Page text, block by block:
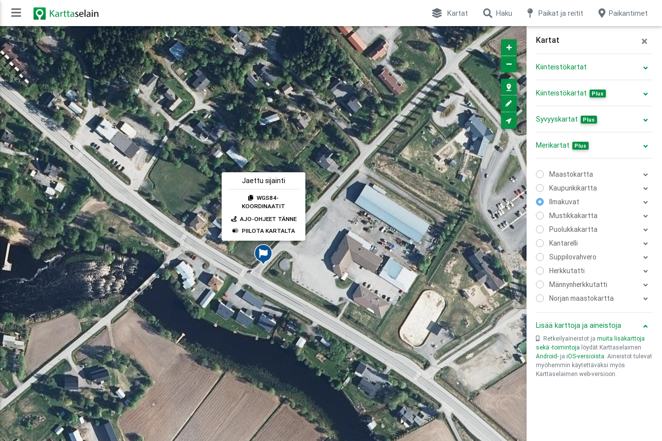
Kartat Haku Paikat ja reitit Paikantimet
Jaettu sijainti
WGS84-
KOORDINAATIT
AJO-OHJEET TÄNNE
PIILOTA KARTALTA
Kartat ×
Kiinteistökartat
Kiinteistökartat Plus
Syvyyskartat Plus
Merikartat Plus
Maastokartta
Kaupunkikartta
Ilmakuvat
Mustikkakartta
Puolukkakartta
Kantarelli
Suppilovahvero
Herkkutatti
Männynherkkutatti
Norjan maastokartta
Lisää karttoja ja aineistoja
Retkeilyaineistot ja muita lisäkarttoja
sekä -toimintoja löydät Karttaselaimen
Android- ja iOS-versioista. Aineistot tulevat
myöhemmin käytettäväksi myös
Karttaselaimen web-versioon.